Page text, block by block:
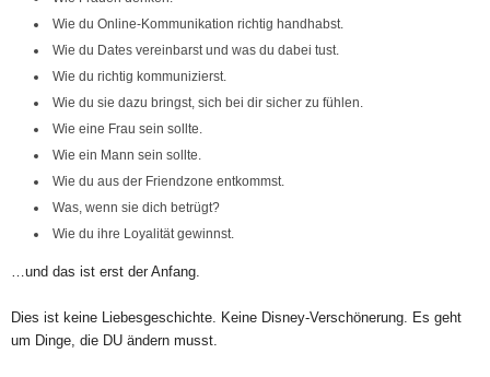
Wie du Online-Kommunikation richtig handhabst.
Wie du Dates vereinbarst und was du dabei tust.
Wie du richtig kommunizierst.
Wie du sie dazu bringst, sich bei dir sicher zu fühlen.
Wie eine Frau sein sollte.
Wie ein Mann sein sollte.
Wie du aus der Friendzone entkommst.
Was, wenn sie dich betrügt?
Wie du ihre Loyalität gewinnst.
…und das ist erst der Anfang.
Dies ist keine Liebesgeschichte. Keine Disney-Verschönerung. Es geht
um Dinge, die DU ändern musst.